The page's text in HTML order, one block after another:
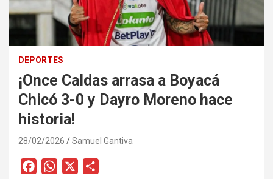
DEPORTES
¡Once Caldas arrasa a Boyacá
Chicó 3-0 y Dayro Moreno hace
historia!
28/02/2026 Samuel Gantiva
W